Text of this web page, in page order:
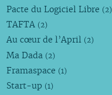
Pacte du Logiciel Libre (2)
TAFTA (2)
Au cœur de l’April (2)
Ma Dada (2)
Framaspace (1)
Start-up (1)